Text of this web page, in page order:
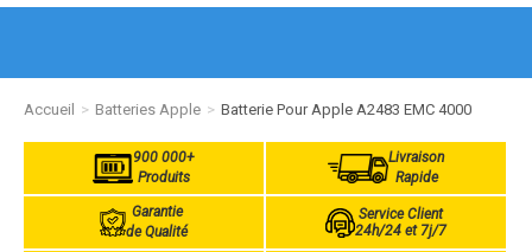
Accueil Batteries Apple Batterie Pour Apple A2483 EMC 4000
900 000+
Produits
Livraison
Rapide
Garantie
de Qualité
Service Client
24h/24 et 7j/7